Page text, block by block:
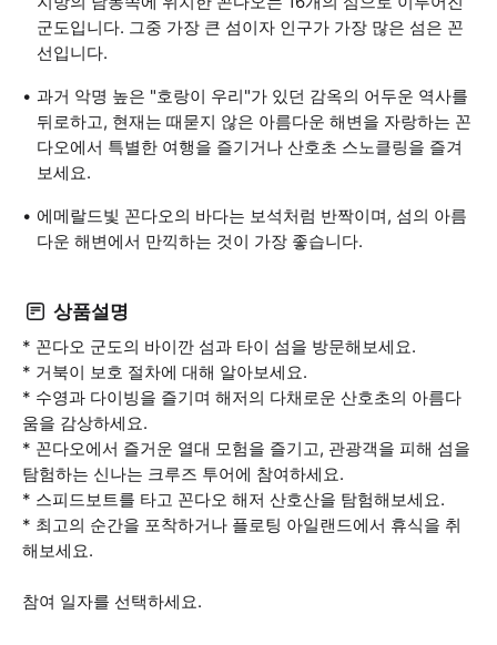
군도입니다. 그중 가장 큰 섬이자 인구가 가장 많은 섬은 꼰
선입니다.
과거 악명 높은 "호랑이 우리"가 있던 감옥의 어두운 역사를
뒤로하고, 현재는 때묻지 않은 아름다운 해변을 자랑하는 꼰
다오에서 특별한 여행을 즐기거나 산호초 스노클링을 즐겨
보세요.
에메랄드빛 꼰다오의 바다는 보석처럼 반짝이며, 섬의 아름
다운 해변에서 만끽하는 것이 가장 좋습니다.
상품설명
* 꼰다오 군도의 바이깐 섬과 타이 섬을 방문해보세요.
* 거북이 보호 절차에 대해 알아보세요.
* 수영과 다이빙을 즐기며 해저의 다채로운 산호초의 아름다
움을 감상하세요.
* 꼰다오에서 즐거운 열대 모험을 즐기고, 관광객을 피해 섬을
탐험하는 신나는 크루즈 투어에 참여하세요.
* 스피드보트를 타고 꼰다오 해저 산호산을 탐험해보세요.
* 최고의 순간을 포착하거나 플로팅 아일랜드에서 휴식을 취
해보세요.
참여 일자를 선택하세요.